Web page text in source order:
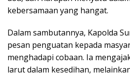
kebersamaan yang hangat.
Dalam sambutannya, Kapolda
pesan penguatan kepada
menghadapi cobaan. Ia
larut dalam kesedihan,